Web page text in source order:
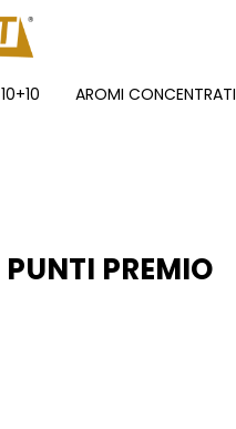
10+10 AROMI CONCENTRATI
PUNTI PREMIO